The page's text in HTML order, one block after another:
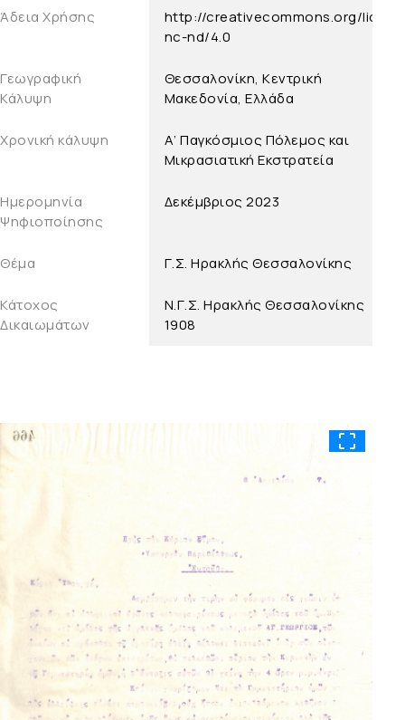
Άδεια Χρήσης
http://creativecommons.org/
nc-nd/4.0
Γεωγραφική
Κάλυψη
Θεσσαλονίκη, Κεντρική
Μακεδονία, Ελλάδα
Χρονική κάλυψη
Α’ Παγκόσμιος Πόλεμος και
Μικρασιατική Εκστρατεία
Ημερομηνία
Ψηφιοποίησης
Δεκέμβριος 2023
Θέμα Γ.Σ. Ηρακλής Θεσσαλονίκης
Κάτοχος
Δικαιωμάτων
Ν.Γ.Σ. Ηρακλής Θεσσαλονίκης
1908